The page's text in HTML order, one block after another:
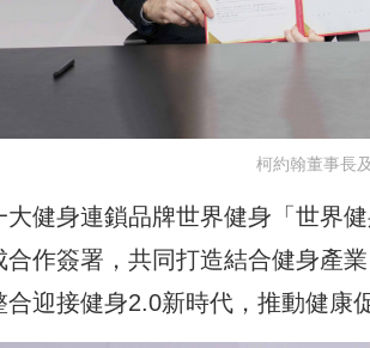
柯約翰董事長
大健身連鎖品牌世界健身「世界
合作簽署，共同打造結合健身產
合迎接健身2.0新時代，推動健康